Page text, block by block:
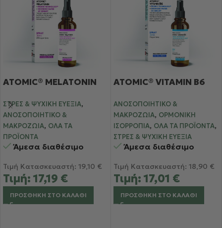
ATOMIC® MELATONIN
ΣΤΡΕΣ & ΨΥΧΙΚΉ ΕΥΕΞΊΑ,
ΑΝΟΣΟΠΟΙΗΤΙΚΌ &
ΜΑΚΡΟΖΩΊΑ, ΌΛΑ ΤΑ
ΠΡΟΪΌΝΤΑ
Άμεσα διαθέσιμο
Τιμή Κατασκευαστή: 19,10 €
Τιμή: 17,19 €
ΠΡΟΣΘΉΚΗ ΣΤΟ ΚΑΛΆΘΙ
ATOMIC® VITAMIN B6
ΑΝΟΣΟΠΟΙΗΤΙΚΌ &
ΜΑΚΡΟΖΩΊΑ, ΟΡΜΟΝΙΚΉ
ΙΣΟΡΡΟΠΊΑ, ΌΛΑ ΤΑ ΠΡΟΪΌΝΤΑ,
ΣΤΡΕΣ & ΨΥΧΙΚΉ ΕΥΕΞΊΑ
Άμεσα διαθέσιμο
Τιμή Κατασκευαστή: 18,90 €
Τιμή: 17,01 €
ΠΡΟΣΘΉΚΗ ΣΤΟ ΚΑΛΆΘΙ